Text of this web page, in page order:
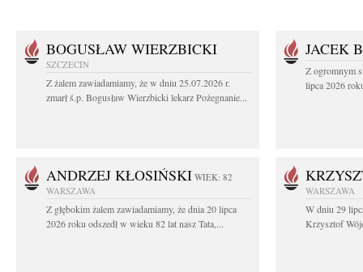
BOGUSŁAW WIERZBICKI
SZCZECIN
Z żalem zawiadamiamy, że w dniu 25.07.2026 r.
zmarł ś.p. Bogusław Wierzbicki lekarz Pożegnanie...
JACEK
Z ogromnym
lipca 2026
ANDRZEJ KŁOSIŃSKI WIEK: 82
WARSZAWA
Z głębokim żalem zawiadamiamy, że dnia 20 lipca
2026 roku odszedł w wieku 82 lat nasz Tata,...
WARSZAWA
W dniu 29
Krzysztof